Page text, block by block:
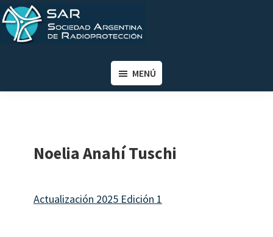
Saltar
al
contenido
Saltar
al
de
MENÚ
Noelia Anahí Tuschi
Actualización 2025 Edición 1